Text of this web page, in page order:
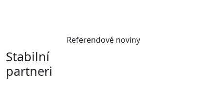
Referendové noviny
Stabilní
partneri